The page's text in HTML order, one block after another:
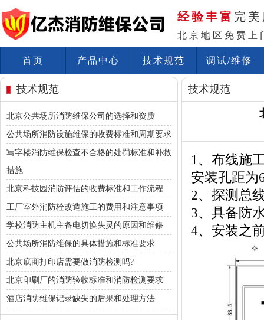
经验丰富 完
北京地区免费上
首页 产品中心 技术规范 调试/维修
技术规范
北京公共场所消防维保公司的选择和资质
公共场所消防设施维保的收费标准和周期要求
写字楼消防维保检查不合格的处罚标准和补救
措施
北京科技园消防评估的收费标准和工作流程
工厂室外消防栓改造施工的费用和注意事项
学校消防主机主备电切换失灵的原因和维修
公共场所消防维保的具体措施和标准要求
北京底商打印店需要做消防检测吗?
北京印刷厂的消防验收标准和消防检测要求
酒店消防维保记录缺失的后果和处理方法
技术规范
1、布线施
安装孔距为
2、探测总
3、具备防
4、安装之